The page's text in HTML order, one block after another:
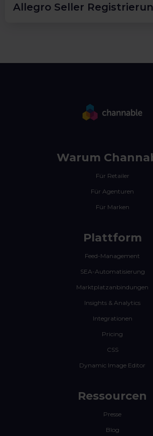
Allegro Seller
Warum
Für Retailer
Für Agenturen
Für Marken
Plattform
Feed-Management
SEA-Automatisierung
Marktplatzanbindungen
Insights & Analytics
Integrationen
Pricing
CSS
Dynamic Image Editor
Ressourcen
Presse
Blog